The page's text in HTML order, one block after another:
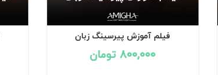
فیلم آموزش پیرسینگ زبان
800,000 تومان